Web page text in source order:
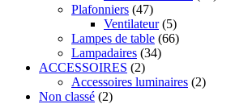
Plafonniers (47)
Ventilateur (5)
Lampes de table (66)
Lampadaires (34)
ACCESSOIRES (2)
Accessoires luminaires (2)
Non classé (2)